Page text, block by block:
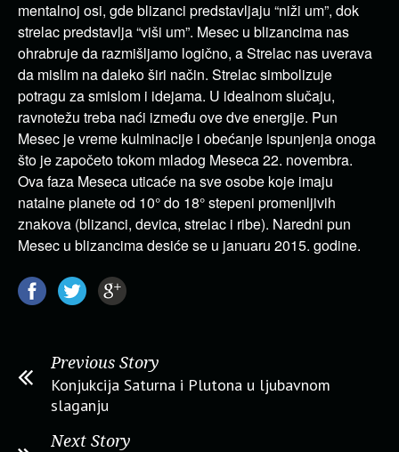
mentalnoj osi, gde blizanci predstavljaju “niži um”, dok
strelac predstavlja “viši um”. Mesec u blizancima nas
ohrabruje da razmišljamo logično, a Strelac nas uverava
da mislim na daleko širi način. Strelac simbolizuje
potragu za smislom i idejama. U idealnom slučaju,
ravnotežu treba naći između ove dve energije. Pun
Mesec je vreme kulminacije i obećanje ispunjenja onoga
što je započeto tokom mladog Meseca 22. novembra.
Ova faza Meseca uticaće na sve osobe koje imaju
natalne planete od 10° do 18° stepeni promenljivih
znakova (blizanci, devica, strelac i ribe). Naredni pun
Mesec u blizancima desiće se u januaru 2015. godine.
Previous Story
Konjukcija Saturna i Plutona u ljubavnom
slaganju
Next Story